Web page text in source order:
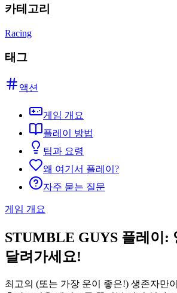
카테고리
Racing
태그
액션
게임 개요
플레이 방법
팁과 요령
왜 여기서 플레이?
자주 묻는 질문
게임 개요
STUMBLE GUYS 플레이:
달려가세요!
최고의 (또는 가장 운이 좋은!) 생존자만